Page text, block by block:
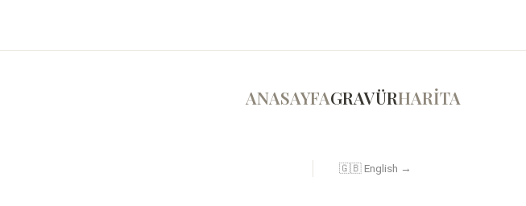
ANASAYFAGRAVÜRHARİTA
🇬🇧 English →